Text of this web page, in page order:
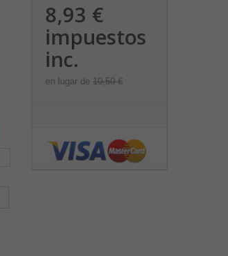
8,93 €
impuestos
inc.
en lugar de 10,50 €